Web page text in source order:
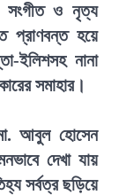
সংগীত ও নৃত্য
প্রাণবন্ত হয়ে
ইলিশসহ নানা
সমাহার।
আবুল হোসেন
দেখা যায়
সর্বত্র ছড়িয়ে